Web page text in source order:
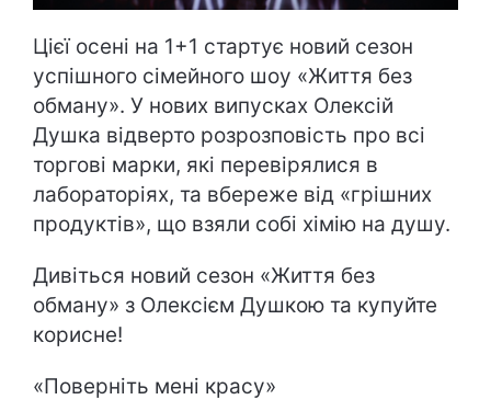
Цієї осені на 1+1 стартує новий сезон
успішного сімейного шоу «Життя без
обману». У нових випусках Олексій
Душка відверто розрозповість про всі
торгові марки, які перевірялися в
лабораторіях, та вбереже від «грішних
продуктів», що взяли собі хімію на душу.
Дивіться новий сезон «Життя без
обману» з Олексієм Душкою та купуйте
корисне!
«Поверніть мені красу»